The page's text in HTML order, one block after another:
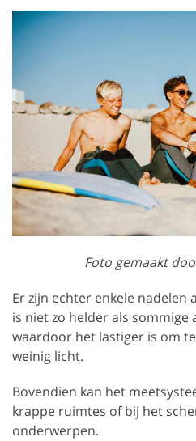
Foto gemaakt
Er zijn echter enkele nadelen
is niet zo helder als sommige
waardoor het lastiger is om
weinig licht.
Bovendien kan het
krappe ruimtes of bij het
onderwerpen.